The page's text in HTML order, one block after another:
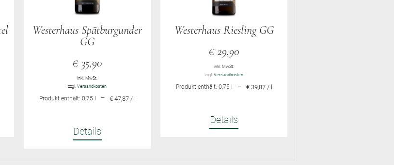
Westerhaus Spätburgunder
GG
€ 35,90
inkl. MwSt.
zzgl. Versandkosten
Produkt enthält: 0,75 l – € 47,87 / l
Details
Westerhaus Riesling GG
€ 29,90
inkl. MwSt.
zzgl. Versandkosten
Produkt enthält: 0,75 l – € 39,87 / l
Details